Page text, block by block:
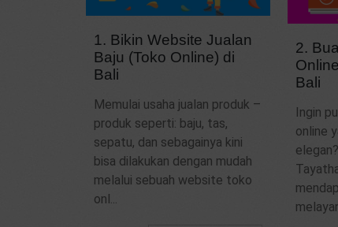
1. Bikin Website Jualan
Baju (Toko Online) di
Bali
Memulai usaha jualan produk –
produk seperti: baju, tas,
sepatu, dan sebagainya kini
bisa dilakukan dengan mudah
melalui sebuah website toko
onl...
2.
Bali
Ingin
online